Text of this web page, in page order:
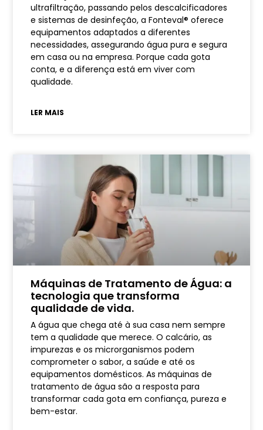
ultrafiltração, passando pelos descalcificadores
e sistemas de desinfeção, a Fonteval® oferece
equipamentos adaptados a diferentes
necessidades, assegurando água pura e segura
em casa ou na empresa. Porque cada gota
conta, e a diferença está em viver com
qualidade.
LER MAIS
Máquinas de Tratamento de Água: a
tecnologia que transforma
qualidade de vida.
A água que chega até à sua casa nem sempre
tem a qualidade que merece. O calcário, as
impurezas e os microrganismos podem
comprometer o sabor, a saúde e até os
equipamentos domésticos. As máquinas de
tratamento de água são a resposta para
transformar cada gota em confiança, pureza e
bem-estar.